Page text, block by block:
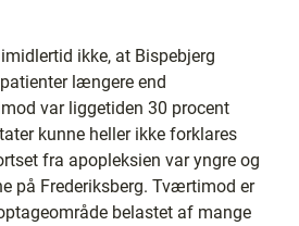
ikke, at Bispebjerg
længere end
var liggetiden 30 procent
kunne heller ikke forklares
fra apopleksien var yngre og
på Frederiksberg. Tværtimod er
belastet af mange